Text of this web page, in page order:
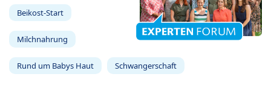
Beikost-Start
Milchnahrung
Rund um Babys Haut Schwangerschaft